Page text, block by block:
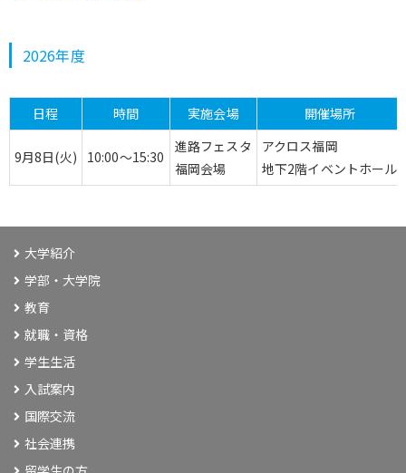
2026年度
日程 時間 実施会場 開催場所
9月8日(火) 10:00～15:30
進路フェスタ
福岡会場
アクロス福岡
地下2階イベントホール
大学紹介
学部・大学院
教育
就職・資格
学生生活
入試案内
国際交流
社会連携